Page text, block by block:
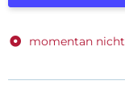
momentan